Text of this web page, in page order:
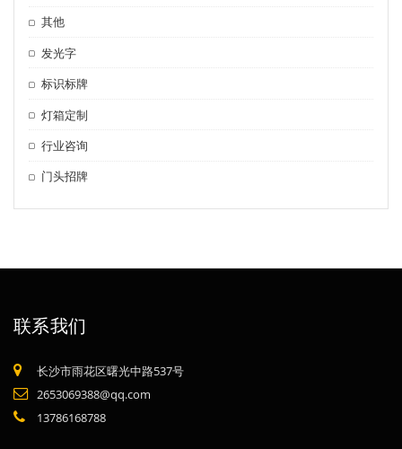
其他
发光字
标识标牌
灯箱定制
行业咨询
门头招牌
联系我们
长沙市雨花区曙光中路537号
2653069388@qq.com
13786168788